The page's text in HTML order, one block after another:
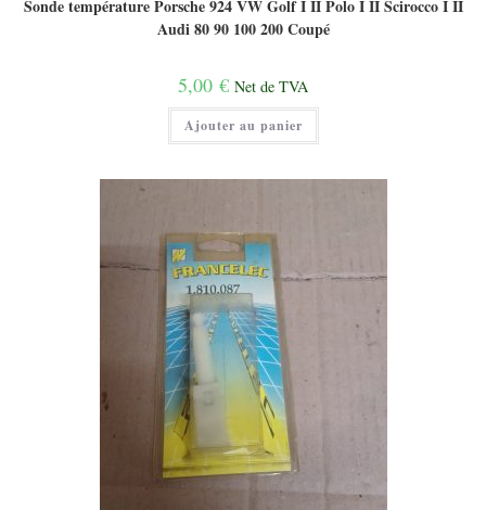
Sonde température Porsche 924 VW Golf I II Polo I II Scirocco I II
Audi 80 90 100 200 Coupé
5,00 € Net de TVA
Ajouter au panier